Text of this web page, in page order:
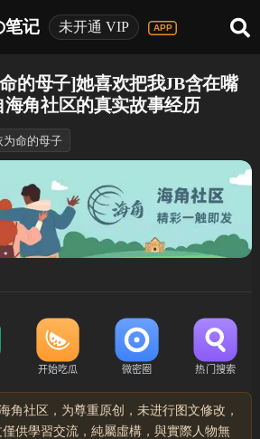
笔记 未开通 VIP
的母子]她喜欢把我JB含在嘴
角社区的真实故事经历
为命的母子
角社区，为尊重原创，未进行图文修改，
供學習交流，純屬虛構，與實際人物無